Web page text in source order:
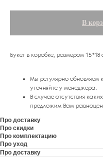
В
Букет в коробке, размером 15*18
Мы регулярно обновляем
уточняйте у менеджера.
В случае отсутствия
предложим Вам
Про доставку
Про скидки
Про комплектацию
Про уход
Про доставку